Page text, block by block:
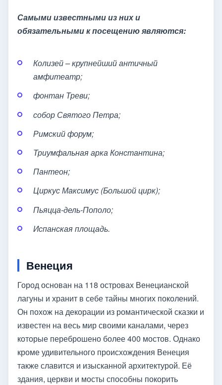
Самыми известными из них и
обязательными к посещению являются:
Колизей – крупнейший античный
амфитеатр;
фонтан Треви;
собор Святого Петра;
Римский форум;
Триумфальная арка Константина;
Пантеон;
Циркус Максимус (Большой цирк);
Пьяцца-дель-Пополо;
Испанская площадь.
Венеция
Город основан на 118 островах Венецианской
лагуны и хранит в себе тайны многих поколений.
Он похож на декорации из романтической сказки и
известен на весь мир своими каналами, через
которые переброшено более 400 мостов. Однако
кроме удивительного происхождения Венеция
также славится и изысканной архитектурой. Её
здания, церкви и мосты способны покорить